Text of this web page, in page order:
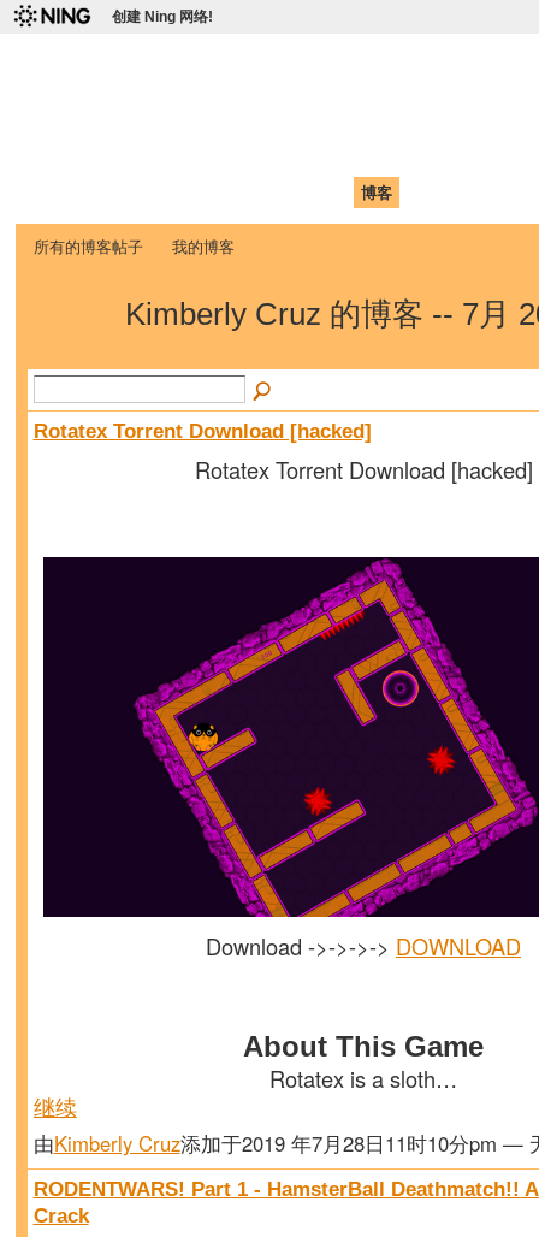
创建 Ning 网络!
博客
所有的博客帖子 我的博客
Kimberly Cruz 的博客 -- 7月
Rotatex Torrent Download [hacked]
Rotatex Torrent Download [hacked]
Download ->->->-> DOWNLOAD
About This Game
Rotatex is a sloth…
继续
由Kimberly Cruz添加于2019 年7月28日11时10分pm —
RODENTWARS! Part 1 - HamsterBall Deathmatch!!
Crack